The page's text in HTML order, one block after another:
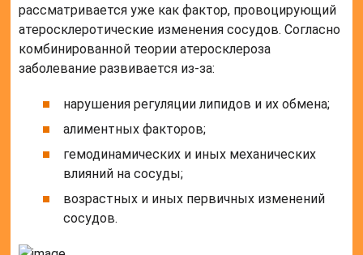
рассматривается уже как фактор, провоцирующий
атеросклеротические изменения сосудов. Согласно
комбинированной теории атеросклероза
заболевание развивается из-за:
нарушения регуляции липидов и их обмена;
алиментных факторов;
гемодинамических и иных механических
влияний на сосуды;
возрастных и иных первичных изменений
сосудов.